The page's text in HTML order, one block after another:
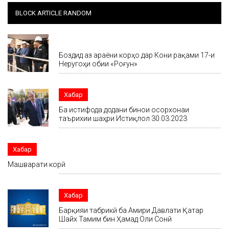
BLOCK ARTICLE RANDOM
Боздид аз ҷараёни корҳо дар Кони рақами 17-и
Неругоҳи обии «Роғун»
Хабар
Ба истифода додани бинои осорхонаи
таърихии шаҳри Истиқлол 30.03.2023
Хабар
Машварати корӣ
Хабар
Барқияи табрикӣ ба Амири Давлати Қатар
Шайх Тамим бин Ҳамад Оли Сонӣ